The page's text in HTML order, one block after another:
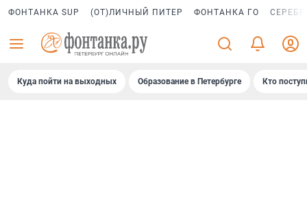
ФОНТАНКА SUP (ОТ)ЛИЧНЫЙ ПИТЕР ФОНТАНКА ГО
Куда пойти на выходных Образование в Петербурге Кто